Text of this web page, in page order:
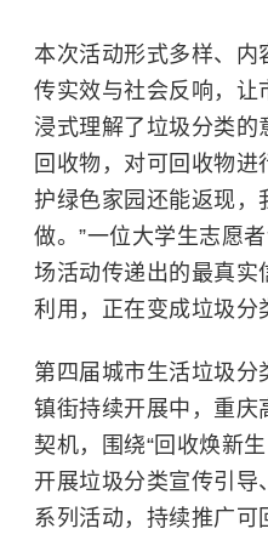
本次活动形式多样、内
传实效与社会反响，让
浸式理解了垃圾分类的
回收物，对可回收物
护绿色家园还能返现，
做。”一位大学生志愿
场活动传递出的最真实
利用，正在变成垃圾分
第四届城市生活垃圾分
镇街持续开展中，重庆
契机，围绕“回收焕新
开展垃圾分类宣传引导
系列活动，持续推广可